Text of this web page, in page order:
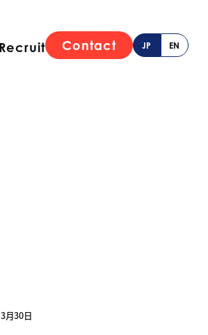
Recruit Contact JP EN
月30日